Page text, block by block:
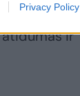
Privacy Policy
būti
ir